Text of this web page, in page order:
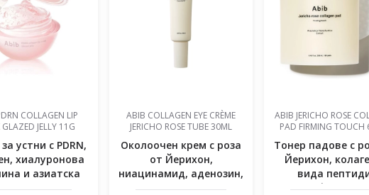
COLLAGEN LIP
GLAZED JELLY 11G
устни с PDRN,
хиалуронова
и азиатска
ц...
ABIB COLLAGEN EYE CRÈME
JERICHO ROSE TUBE 30ML
Околоочен крем с роза
от Йерихон,
ниацинамид, аденозин,
хиалуроно...
ABIB JERICHO ROSE
PAD FIRMING TOUCH
Тонер падове с
Йерихон,
вида
бифидоба...